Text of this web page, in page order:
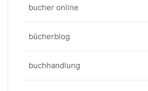
bucher online
bücherblog
buchhandlung